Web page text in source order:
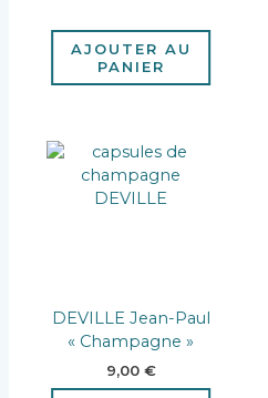
AJOUTER AU
PANIER
DEVILLE Jean-Paul
« Champagne »
9,00 €